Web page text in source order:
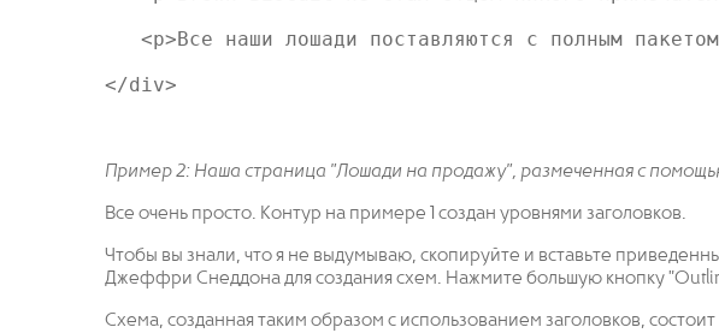
<p>Все наши лошади поставляются с полным
</div>
Пример 2: Наша страница "Лошади на продажу", размеченная с
Все очень просто. Контур на примере 1 создан уровнями заголовков.
Чтобы вы знали, что я не выдумываю, скопируйте и вставьте
Джеффри Снеддона для создания схем. Нажмите большую кнопку
Схема, созданная таким образом с использованием заголовков,